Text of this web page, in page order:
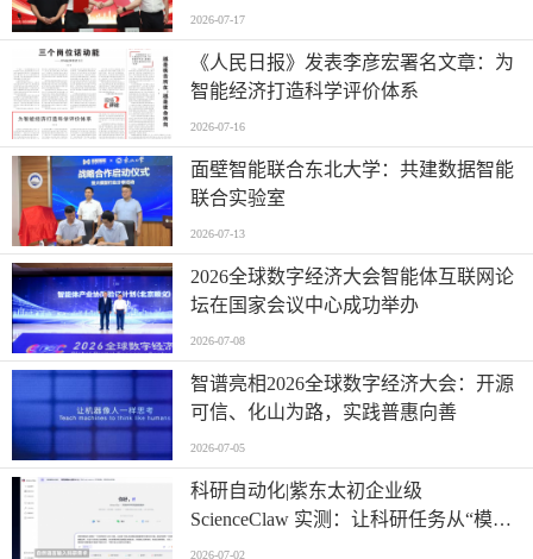
2026-07-17
《人民日报》发表李彦宏署名文章：为
智能经济打造科学评价体系
2026-07-16
面壁智能联合东北大学：共建数据智能
联合实验室
2026-07-13
2026全球数字经济大会智能体互联网论
坛在国家会议中心成功举办
2026-07-08
智谱亮相2026全球数字经济大会：开源
可信、化山为路，实践普惠向善
2026-07-05
科研自动化|紫东太初企业级
ScienceClaw 实测：让科研任务从“模糊
提问”走向“精准执行”
2026-07-02